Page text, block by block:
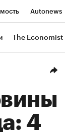
Autonews
Визионеры
The Economist
4